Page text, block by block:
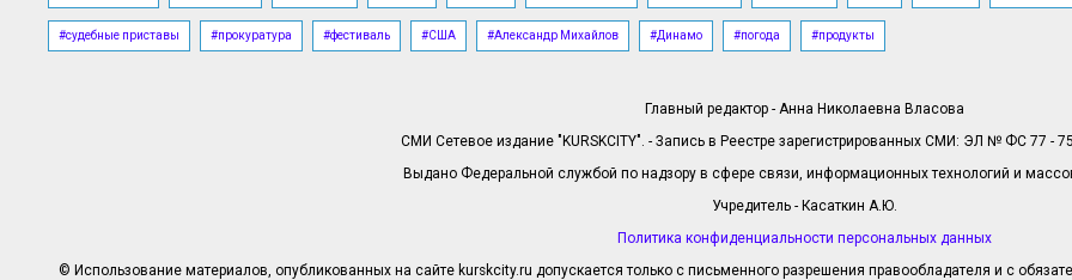
#судебные приставы #прокуратура #фестиваль #США #Александр Михайлов #Динамо #погода #продукты
Главный редактор - Анна Николаевна Власова
СМИ Сетевое издание "KURSKCITY". - Запись в Реестре зарегистрированных СМИ: ЭЛ № ФС 77 -
Выдано Федеральной службой по надзору в сфере связи, информационных технологий и
Учредитель - Касаткин А.Ю.
Политика конфиденциальности персональных данных
© Использование материалов, опубликованных на сайте kurskcity.ru допускается только с письменного разрешения правообладателя и с